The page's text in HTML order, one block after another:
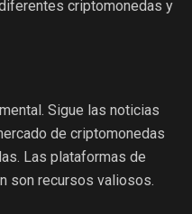
criptomonedas y
Sigue las noticias
de criptomonedas
Las plataformas de
son recursos valiosos.